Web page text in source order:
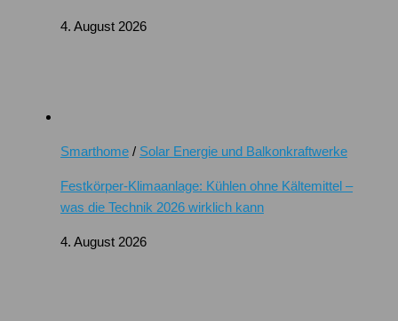
4. August 2026
Smarthome / Solar Energie und Balkonkraftwerke
Festkörper-Klimaanlage: Kühlen ohne Kältemittel –
was die Technik 2026 wirklich kann
4. August 2026